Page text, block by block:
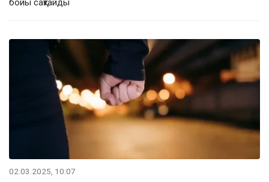
бойы сақтайды
02.03.2025, 10:07